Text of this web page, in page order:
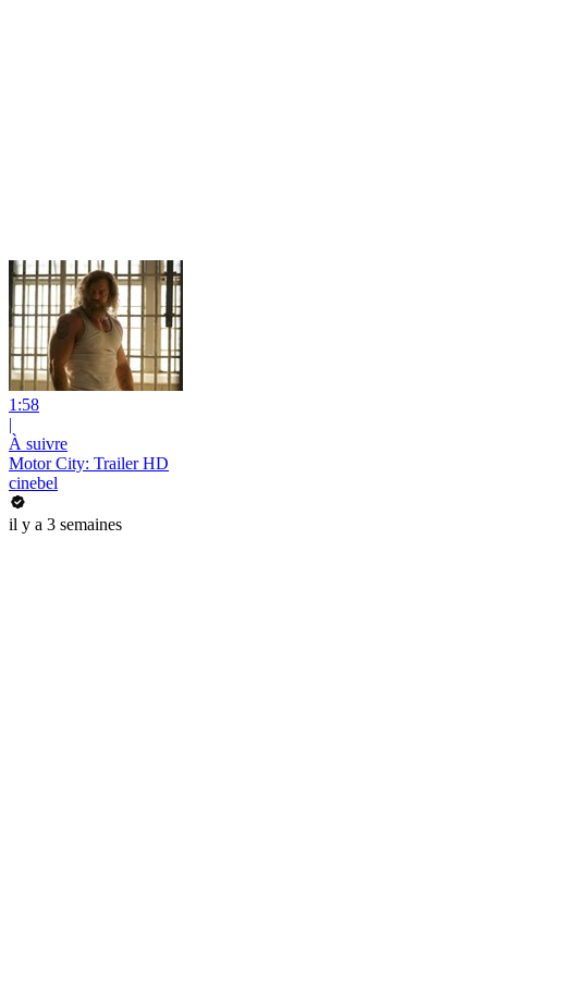
1:58
|
À suivre
Motor City: Trailer HD
cinebel
il y a 3 semaines